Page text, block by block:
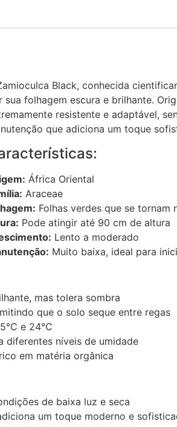
Black, conhecida
sua folhagem escura e brilhante.
resistente e adaptável,
que adiciona um toque
África Oriental
Araceae
Folhas verdes que se tornam
Pode atingir até 90 cm de altura
Lento a moderado
Muito baixa, ideal para
mas tolera sombra
que o solo seque entre regas
e 24°C
diferentes níveis de umidade
em matéria orgânica
de baixa luz e seca
um toque moderno e